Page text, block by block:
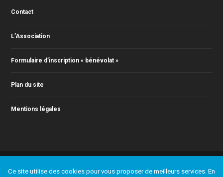
Contact
L’Association
Formulaire d’inscription « bénévolat »
Plan du site
Mentions légales
RONTEY ( webmaster@actionjazz.fr )
Ce site utilise des cookies pour vous proposer de meilleurs services. En